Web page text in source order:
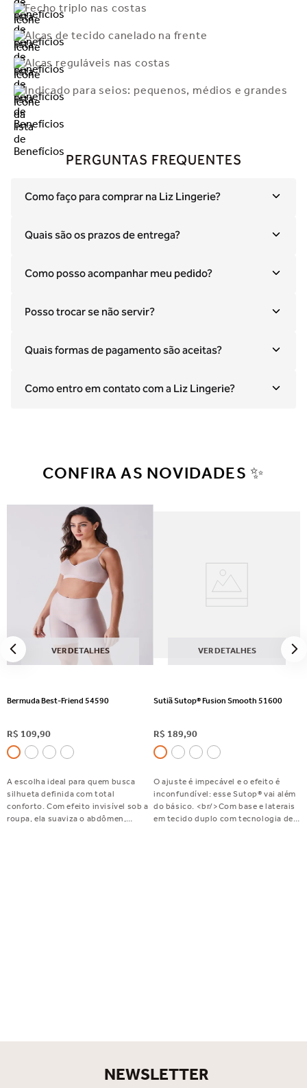
Fecho triplo nas costas
Alças de tecido canelado na frente
Alças reguláveis nas costas
Indicado para seios: pequenos, médios e grandes
PERGUNTAS FREQUENTES
Como faço para comprar na Liz Lingerie?
Quais são os prazos de entrega?
Como posso acompanhar meu pedido?
Posso trocar se não servir?
Quais formas de pagamento são aceitas?
Como entro em contato com a Liz Lingerie?
CONFIRA AS NOVIDADES ✨
VER DETALHES
Bermuda Best-Friend 54590
R$ 109,90
A escolha ideal para quem busca
silhueta definida com total
conforto. Com efeito invisível sob a
roupa, ela suaviza o abdômen,
VER DETALHES
Sutiã Sutop® Fusion Smooth 51600
R$ 189,90
O ajuste é impecável e o efeito é
inconfundível: esse Sutop® vai além
do básico. <br/>Com base e laterais
em tecido duplo com tecnologia de
NEWSLETTER